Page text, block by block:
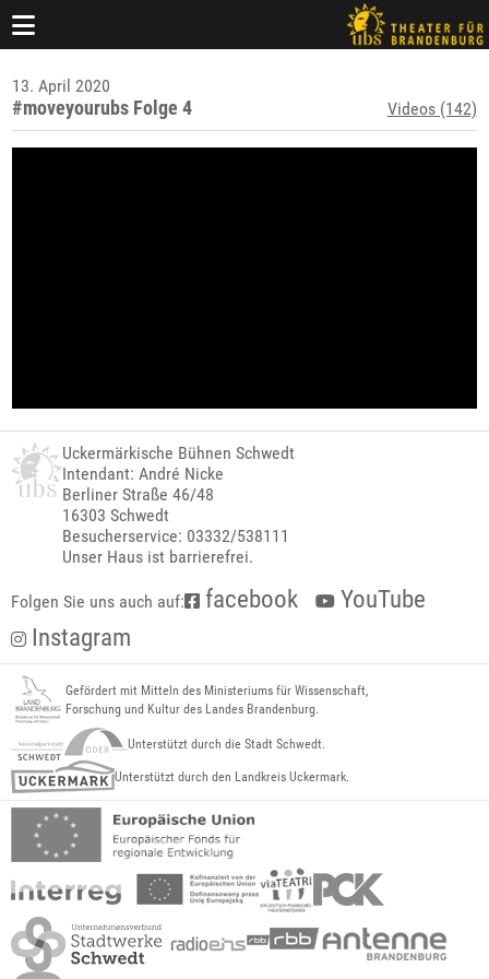
13. April 2020
#moveyourubs Folge 4 Videos (142)
Uckermärkische Bühnen Schwedt
Intendant: André Nicke
Berliner Straße 46/48
16303 Schwedt
Besucherservice: 03332/538111
Unser Haus ist barrierefrei.
Folgen Sie uns auch auf: facebook
YouTube
Instagram
Gefördert mit Mitteln des Ministeriums für Wissenschaft,
Forschung und Kultur des Landes Brandenburg.
Unterstützt durch die Stadt Schwedt.
Unterstützt durch den Landkreis Uckermark.